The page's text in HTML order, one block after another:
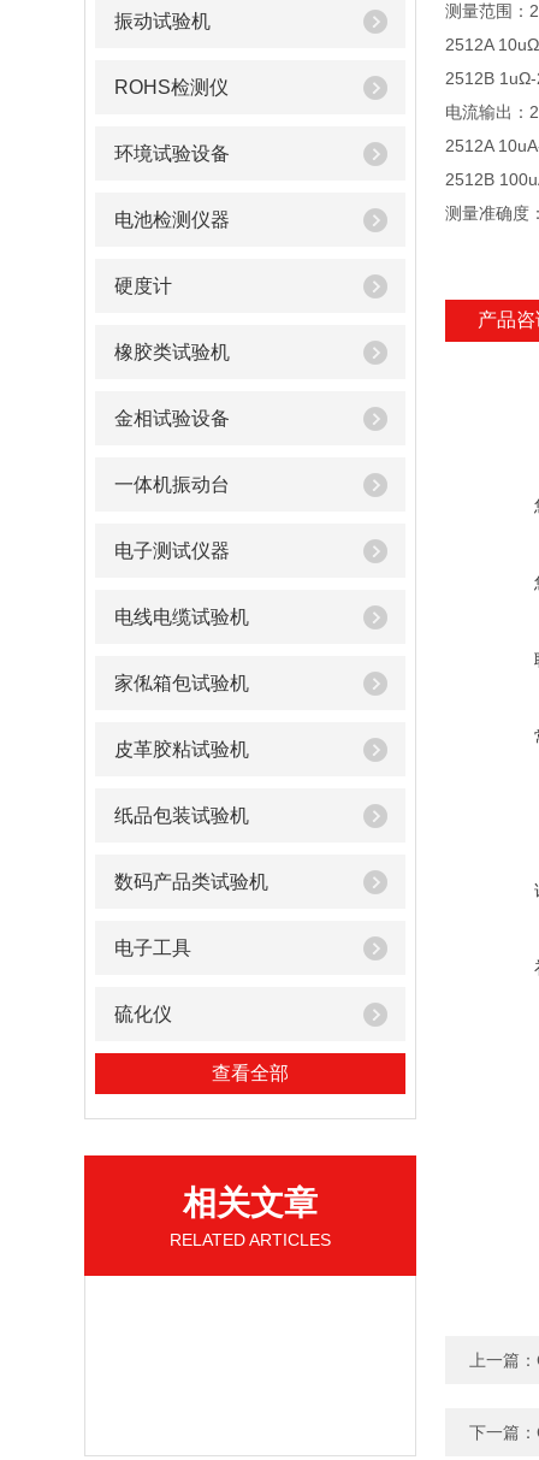
振动试验机
ROHS检测仪
环境试验设备
电池检测仪器
硬度计
橡胶类试验机
金相试验设备
一体机振动台
电子测试仪器
电线电缆试验机
家俬箱包试验机
皮革胶粘试验机
纸品包装试验机
数码产品类试验机
电子工具
硫化仪
查看全部
相关文章
RELATED ARTICLES
测量范围：
2512A
2512B
电流输出：
2512A
2512B
测量准确度
产品
上一篇：
下一篇：